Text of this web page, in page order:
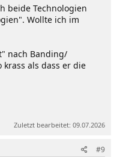
beide Technologien
Wollte ich im
nach Banding/
als dass er die
Zuletzt bearbeitet: 09.07.2026
#9